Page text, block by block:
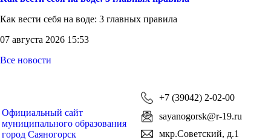
Как вести себя на воде: 3 главных правила
07 августа 2026 15:53
Все новости
Официальный сайт
муниципального образования
город Саяногорск
+7 (39042) 2-02-00
sayanogorsk@r-19.ru
мкр.Советский, д.1